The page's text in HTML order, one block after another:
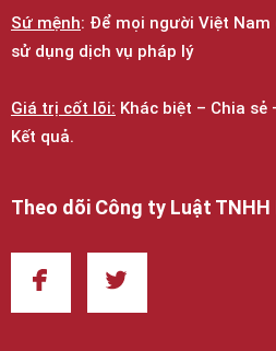
Sứ mệnh: Để mọi người Việt
sử dụng dịch vụ pháp lý
Giá trị cốt lõi: Khác biệt – Chia
Kết quả.
Theo dõi Công ty Luật TNHH